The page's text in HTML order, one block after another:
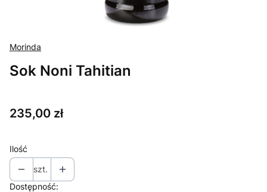
Morinda
Sok Noni Tahitian
Cena
235,00 zł
Ilość
szt.
Dostępność: